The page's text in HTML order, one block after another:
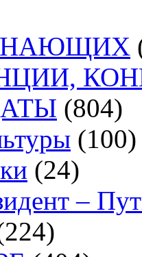
(804)
(100)
(24)
–